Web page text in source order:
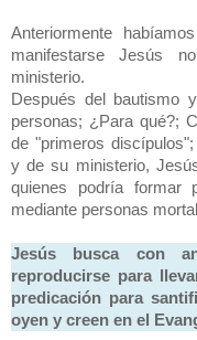
Anteriormente
manifestarse Jesús
ministerio.
Después del bautismo
personas; ¿Para qué?;
de "primeros
y de su ministerio,
quienes podría formar
mediante personas
Jesús busca con
reproducirse para
predicación para
oyen y creen en el